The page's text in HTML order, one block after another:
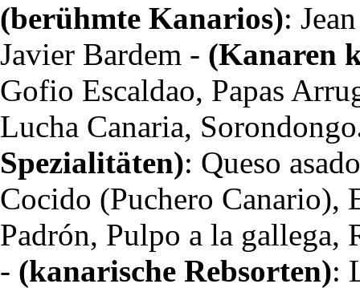
(berühmte Kanarios):
Javier Bardem - (Kanaren
Gofio Escaldao, Papas
Lucha Canaria, Sorondongo
Spezialitäten): Queso
Cocido (Puchero Canario),
Padrón, Pulpo a la gallega,
- (kanarische Rebsorten):